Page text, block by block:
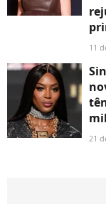
11
21